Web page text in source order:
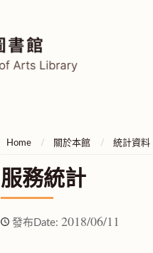
Home 關於本館 統計資料
服務統計
發布Date: 2018/06/11